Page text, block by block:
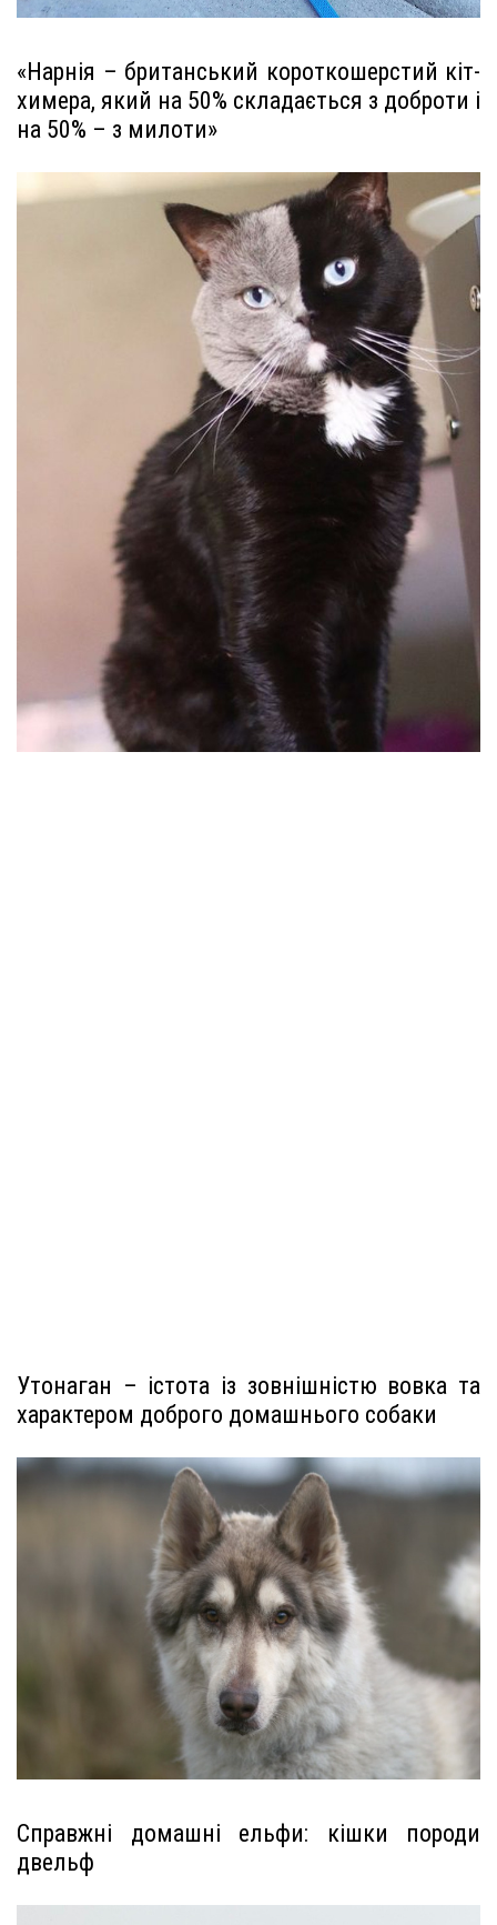
«Нарнія – британський короткошерстий кіт-
химера, який на 50% складається з доброти і
на 50% – з милоти»
Утонаган – істота із зовнішністю вовка та
характером доброго домашнього собаки
Справжні домашні ельфи: кішки породи
двельф